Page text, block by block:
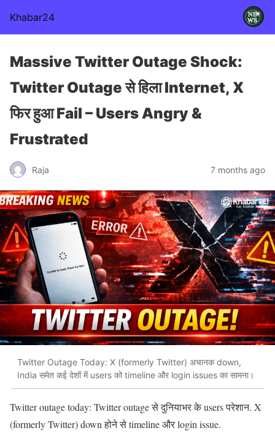
Khabar24
Massive Twitter Outage Shock:
Twitter Outage से हिला Internet, X
फिर हुआ Fail – Users Angry &
Frustrated
Raja 7 months ago
Twitter Outage Today: X (formerly Twitter) अचानक down,
India समेत कई देशों में users को timeline और login issues का सामना।
Twitter outage today: Twitter outage से दुनियाभर के users परेशान. X
(formerly Twitter) down होने से timeline और login issue.